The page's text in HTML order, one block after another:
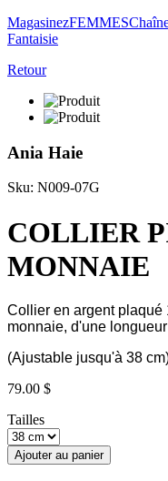
MagasinezFEMMES
Fantaisie
Retour
Ania Haie
Sku: N009-07G
COLLIER
MONNAIE
Collier en argent plaqué
monnaie, d'une
(Ajustable jusqu'à 38
79.00 $
Tailles
Ajouter au panier